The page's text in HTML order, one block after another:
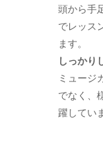
頭から手
でレッス
ます。
しっかり
ミュージ
でなく、
躍してい